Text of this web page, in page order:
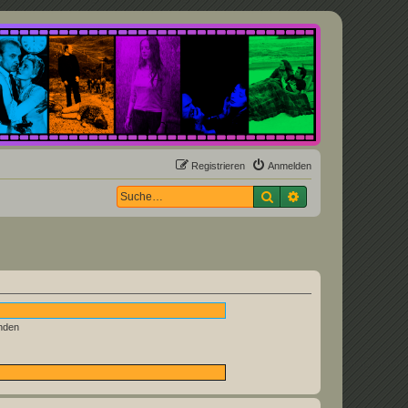
Anmelden
Registrieren
Suche